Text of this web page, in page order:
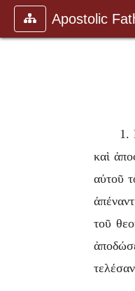
Apostolic
1.
καὶ
αὐτοῦ
τοῦ